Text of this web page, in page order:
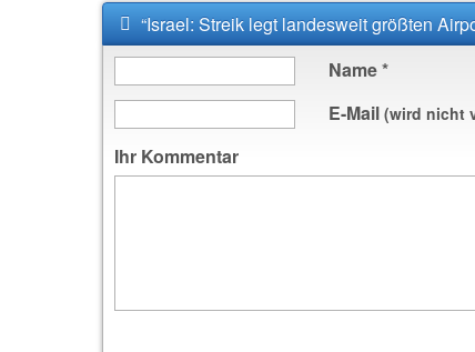
“Israel: Streik legt landesweit größten
Name*
E-Mail (wird nicht
Ihr Kommentar